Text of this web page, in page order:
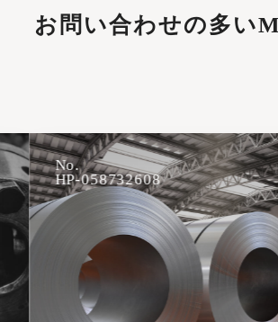
お問い合わせの多い
058732608